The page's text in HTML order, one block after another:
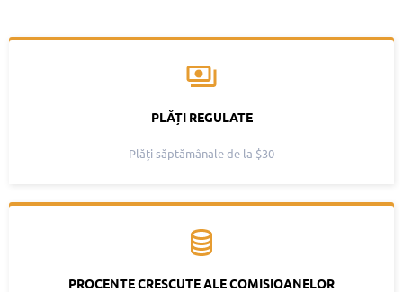
PLĂȚI REGULATE
Plăți săptămânale de la $30
PROCENTE CRESCUTE ALE COMISIOANELOR